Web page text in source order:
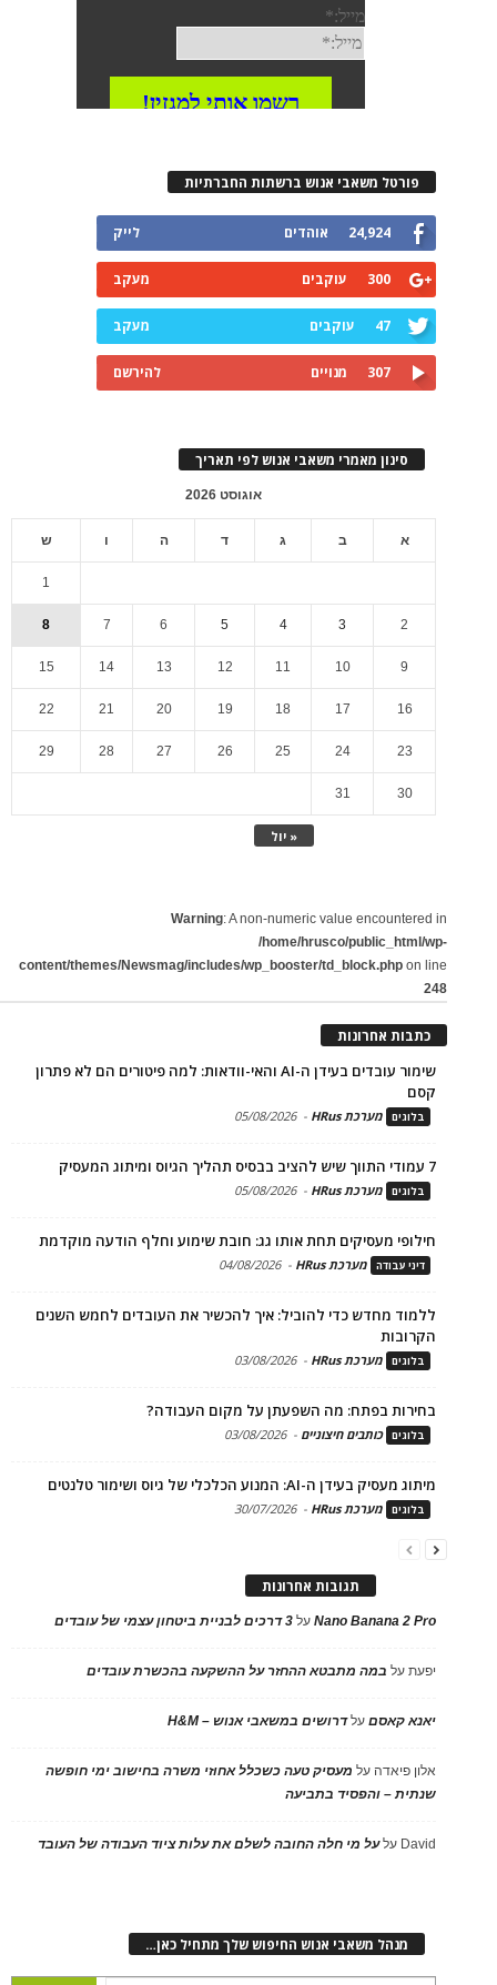
פורטל משאבי אנוש ברשתות החברתיות
24,924 אוהדים לייק
300 עוקבים מעקב
47 עוקבים מעקב
307 מנויים להירשם
סינון מאמרי משאבי אנוש לפי תאריך
אוגוסט 2026
א ב ג ד ה ו ש
« יול
1
2
3
4
5
6
7
8
9
10
11
12
13
14
15
16
17
18
19
20
21
22
23
24
25
26
27
28
29
30
31
Warning: A non-numeric value encountered in
/home/hrusco/public_html/wp-
content/themes/Newsmag/includes/wp_booster/td_block.php on line
248
כתבות אחרונות
שימור עובדים בעידן ה-AI והאי-וודאות: למה פיטורים הם לא פתרון
קסם
בלוגים מערכת HRus -
05/08/2026
7 עמודי התווך שיש להציב בבסיס תהליך הגיוס ומיתוג המעסיק
בלוגים מערכת HRus -
05/08/2026
חילופי מעסיקים תחת אותו גג: חובת שימוע וחלף הודעה מוקדמת
דיני עבודה מערכת HRus -
04/08/2026
ללמוד מחדש כדי להוביל: איך להכשיר את העובדים לחמש השנים
הקרובות
בלוגים מערכת HRus -
03/08/2026
בחירות בפתח: מה השפעתן על מקום העבודה?
בלוגים כותבים חיצוניים -
03/08/2026
מיתוג מעסיק בעידן ה-AI: המנוע הכלכלי של גיוס ושימור טלנטים
בלוגים מערכת HRus -
30/07/2026
תגובות אחרונות
Nano Banana 2 Proעל 3 דרכים לבניית ביטחון עצמי של עובדים
יפעתעל במה מתבטא ההחזר על ההשקעה בהכשרת עובדים
יאנא קאסםעלדרושים במשאבי אנוש – H&M
אלון פיאדה על מעסיק טעה כשכלל אחוזי משרה בחישוב ימי חופשה
שנתית – והפסיד בתביעה
David עלעל מי חלה החובה לשלם את עלות ציוד העבודה של העובד
מנהל משאבי אנוש החיפוש שלך מתחיל כאן…